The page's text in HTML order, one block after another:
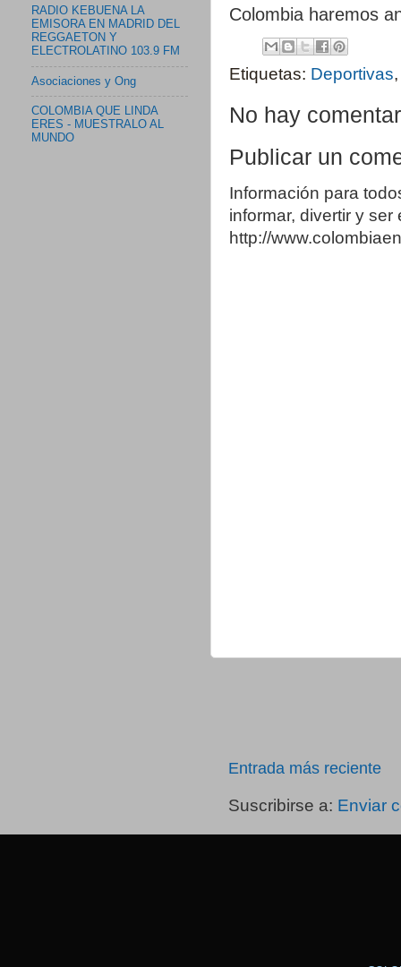
Colombia haremos
Etiquetas: Deportivas
No hay
Publicar un
Información para
informar, divertir y
http://
Entrada más reciente
Suscribirse a: Enviar
RADIO KEBUENA LA
EMISORA EN MADRID DEL
REGGAETON Y
ELECTROLATINO 103.9 FM
Asociaciones y Ong
COLOMBIA QUE LINDA
ERES - MUESTRALO AL
MUNDO